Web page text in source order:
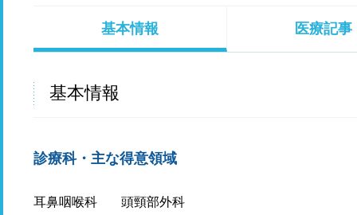
基本情報 医療記事
基本情報
診療科・主な得意領域
耳鼻咽喉科 頭頸部外科